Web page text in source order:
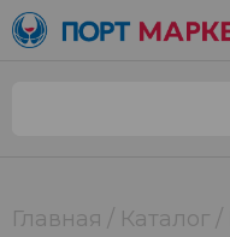
Главная Каталог